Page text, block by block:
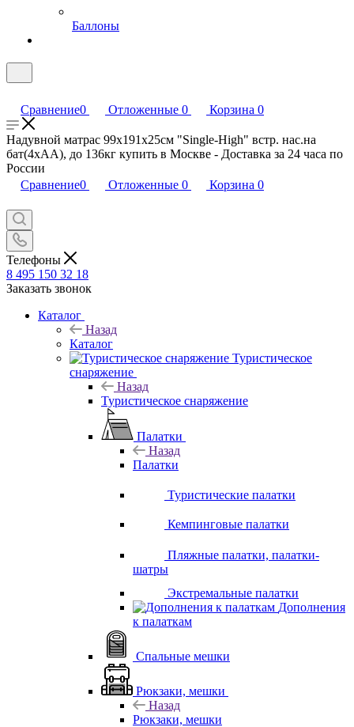
Баллоны
Сравнение0 Отложенные 0 Корзина 0
Надувной матрас 99х191х25см "Single-High" встр. нас.на
бат(4хАА), до 136кг купить в Москве - Доставка за 24 часа по
России
Сравнение0 Отложенные 0 Корзина 0
Телефоны
8 495 150 32 18
Заказать звонок
Каталог
Назад
Каталог
Туристическое
снаряжение
Назад
Туристическое снаряжение
Палатки
Назад
Палатки
Туристические палатки
Кемпинговые палатки
Пляжные палатки, палатки-
шатры
Экстремальные палатки
Дополнения
к палаткам
Спальные мешки
Рюкзаки, мешки
Назад
Рюкзаки, мешки